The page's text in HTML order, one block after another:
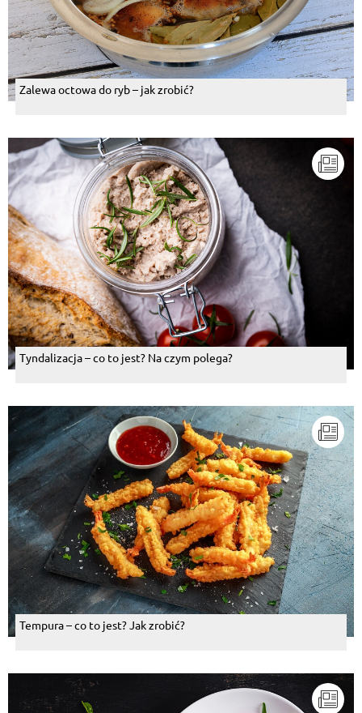
Zalewa octowa do ryb – jak zrobić?
Tyndalizacja – co to jest? Na czym polega?
Tempura – co to jest? Jak zrobić?